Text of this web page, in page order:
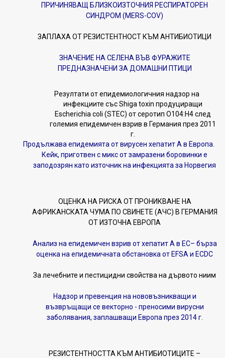
ПРИЧИНЯВАЩ БЛИЗКОИЗТОЧНИЯ РЕСПИРАТОРЕН
СИНДРОМ (MERS-COV)
ЗАПЛАХА ОТ РЕЗИСТЕНТНОСТ КЪМ АНТИБИОТИЦИ
ЗНАЧЕНИЕ НА СЕЛЕНА ВЪВ ФУРАЖИТЕ
ПРЕДНАЗНАЧЕНИ ЗА ДОМАШНИ ПТИЦИ
Резултати от епидемиологичния надзор на
инфекциите със Shiga toxin продуциращи
Escherichia coli (STEC) от серотип O104:H4 след
големия епидемичен взрив в Германия през 2011
г.
Продължава епидемията от вирусен хепатит А в Европа.
Кейк, приготвен с микс от замразени боровинки е
заподозрян като източник на инфекцията за Норвегия
ОЦЕНКА НА РИСКА ОТ ПРОНИКВАНЕ НА
АФРИКАНСКАТА ЧУМА ПО СВИНЕТЕ (АЧС) В ГЕРМАНИЯ
ОТ ИЗТОЧНА ЕВРОПА
Анализ на епидемичен взрив от хепатит А в ЕС– бърза
оценка на епидемичната обстановка от EFSA и ECDC
За лечебните и пестицидни свойства на дървото ниим
Надзор и превенция на нововъзникващи и
възвръщащи се векторно - преносими вирусни
заболявания, заплашващи Европа през 2014 г.
РЕЗИСТЕНТНОСТТА КЪМ АНТИБИОТИЦИТЕ –